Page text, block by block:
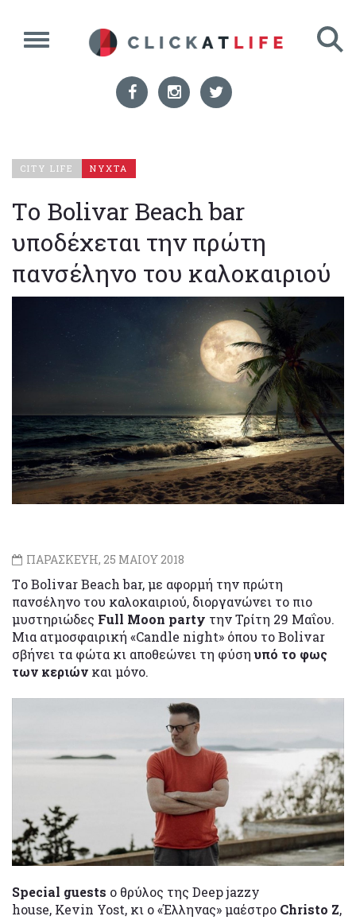
CITY LIFE ΝΥΧΤΑ
Tο Bolivar Beach bar
υποδέχεται την πρώτη
πανσέληνο του καλοκαιριού
ΠΑΡΑΣΚΕΥΗ, 25 ΜΑΙΟΥ 2018
Tο Bolivar Beach bar, με αφορμή την πρώτη
πανσέληνο του καλοκαιριού, διοργανώνει το πιο
μυστηριώδες Full Moon party την Τρίτη 29 Μαΐου.
Μια ατμοσφαιρική «Candle night» όπου το Bolivar
σβήνει τα φώτα κι αποθεώνει τη φύσηυπό το φως
των κεριών και μόνο.
Special guests ο θρύλος της Deep jazzy
house, Kevin Yost, κι ο «Έλληνας» μαέστρο Christo Z,